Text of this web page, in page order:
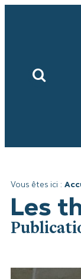
Vous êtes ici :
Les